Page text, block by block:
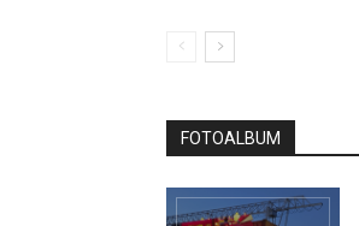
FOTOALBUM